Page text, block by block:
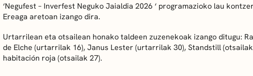
‘Negufest – Inverfest Neguko Jaialdia 2026 ‘ programazioko lau
Ereaga aretoan izango dira.
Urtarrilean eta otsailean honako taldeen zuzenekoak izango ditugu:
de Elche (urtarrilak 16), Janus Lester (urtarrilak 30), Standstill
habitación roja (otsailak 27).